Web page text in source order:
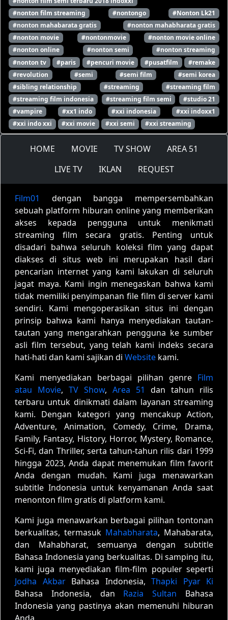
#nonton film streaming
#nontongo
#Nonton Lk21
#nonton mahabarata gratis
#nonton mahabharata gratis
#nonton movie
#nontonmovie
#nonton movie online
#nonton online
#nonton semi
#nonton streaming
#nonton tv
#paris #pencuri movie #pusatfilm
#remake
#revolution
#semi #semi film
#semi korea
#sibling relationship
#streaming
#streaming film
#streaming film indonesia
#streaming film semi
#studio 21
#vampire
#xx1 indo #xxi indonesia
#xxi indoxx1
#xxi indo xxi
#xxi movie #xxi semi #xxi streaming
HOME MOVIE TV SHOW
AREA 51
LIVE TV
IKLAN REQUEST
Film01
dengan bangga mempersembahkan
sebuah platform hiburan online yang memberikan
akses kepada pengguna untuk menikmati
streaming film secara gratis. Penting untuk
disadari bahwa seluruh koleksi film yang dapat
diakses di situs web ini merupakan hasil dari
pencarian internet yang kami lakukan di seluruh
jagat maya. Kami ingin menegaskan bahwa kami
tidak memiliki penyimpanan file film di server kami
sendiri. Kami mengoperasikan situs ini dengan
prinsip bahwa kami hanya menyediakan tautan-
tautan yang mengarahkan pengguna ke sumber
asli film tersebut, yang telah kami indeks secara
hati-hati dan kami sajikan di Website kami.
Kami menyediakan berbagai pilihan genre Film
atau Movie, TV Show, Area 51
dan tahun rilis
terbaru untuk dinikmati dalam layanan streaming
kami. Dengan kategori yang mencakup Action,
Adventure, Animation, Comedy, Crime, Drama,
Family, Fantasy, History, Horror, Mystery, Romance,
Sci-Fi, dan Thriller, serta tahun-tahun rilis dari 1999
hingga 2023, Anda dapat menemukan film favorit
Anda dengan mudah. Kami juga menawarkan
subtitle Indonesia untuk kenyamanan Anda saat
menonton film gratis di platform kami.
Kami juga menawarkan berbagai pilihan tontonan
berkualitas, termasuk Mahabharata, Mahabarata,
dan Mahabharat, semuanya dengan subtitle
Bahasa Indonesia yang berkualitas. Di samping itu,
kami juga menyediakan film-film populer seperti
Jodha AkbarBahasa Indonesia, Thapki Pyar Ki
Bahasa Indonesia, dan Razia Sultan Bahasa
Indonesia yang pastinya akan memenuhi hiburan